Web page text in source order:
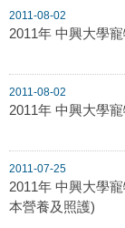
2011-08-02
2011年 中興大學
2011-08-02
2011年 中興大學
2011-07-25
2011年 中興大學
本營養及照護)